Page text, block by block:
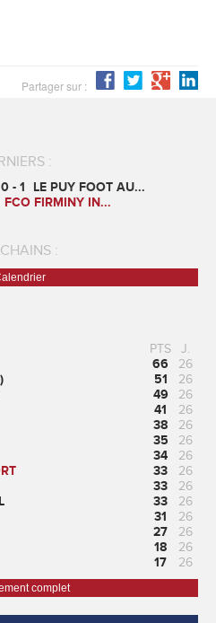
Partager sur :
:
0 - 1
LE PUY FOOT AU...
FCO FIRMINY IN...
:
PTS
J.
66
26
51
26
49
26
41
26
38
26
35
26
34
26
33
26
33
26
33
26
31
26
27
26
18
26
17 26
complet